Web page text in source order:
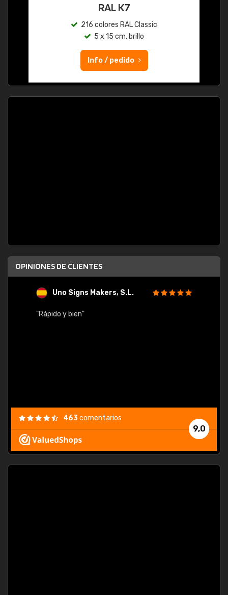
RAL K7
216 colores RAL Classic
5 x 15 cm, brillo
Info / pedido
OPINIONES DE CLIENTES
Uno Signs Makers, S.L.
"Rápido y bien"
9,0
463comentarios